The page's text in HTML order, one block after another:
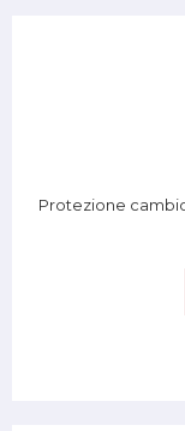
Protezione